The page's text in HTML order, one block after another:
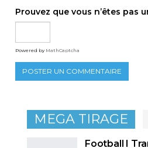
Prouvez que vous n’êtes pas
Powered by MathCaptcha
MEGA TIRAGE
Football I